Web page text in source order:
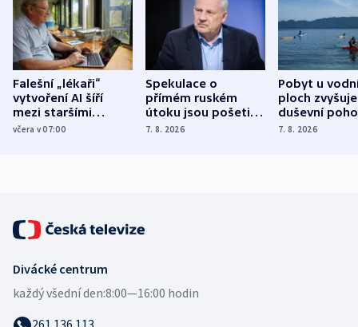
Falešní „lékaři“
vytvoření AI šíří
mezi staršími
Poláky nebezpečné
včera v 07:00
Spekulace o
přímém ruském
útoku jsou pošetilé,
míní estonský
7. 8. 2026
Pobyt u
ploch zvyšuje
duševní
ukázala
7. 8. 2026
Divácké centrum
každý všední den:8:00—16:00 hodin